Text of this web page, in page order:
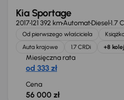
Kia Sportage
2017121 392 kmAutomatDiesel1.7
Od pierwszego właściciela
Auta krajowe
1.7 CRDi +8
Miesięczna rata
od 333 zł
Cena
56 000 zł